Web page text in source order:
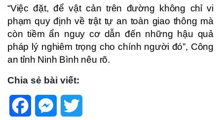
“Việc đặt, để vật cản trên đường không chỉ vi
phạm quy định về trật tự an toàn giao thông mà
còn tiềm ẩn nguy cơ dẫn đến những hậu quả
pháp lý nghiêm trọng cho chính người đó”, Công
an tỉnh Ninh Bình nêu rõ.
Chia sẻ bài viết:
FacebookMessenger